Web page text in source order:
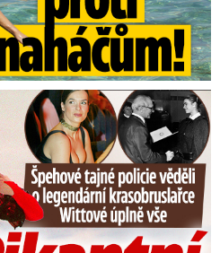
Wittovou: Pikantní ...